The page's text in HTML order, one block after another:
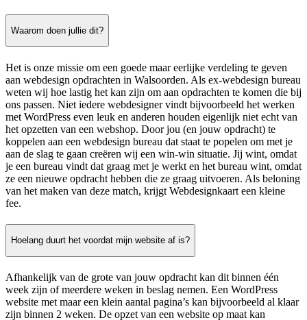
Waarom doen jullie dit?
Het is onze missie om een goede maar eerlijke verdeling te geven
aan webdesign opdrachten in Walsoorden. Als ex-webdesign bureau
weten wij hoe lastig het kan zijn om aan opdrachten te komen die bij
ons passen. Niet iedere webdesigner vindt bijvoorbeeld het werken
met WordPress even leuk en anderen houden eigenlijk niet echt van
het opzetten van een webshop. Door jou (en jouw opdracht) te
koppelen aan een webdesign bureau dat staat te popelen om met je
aan de slag te gaan creëren wij een win-win situatie. Jij wint, omdat
je een bureau vindt dat graag met je werkt en het bureau wint, omdat
ze een nieuwe opdracht hebben die ze graag uitvoeren. Als beloning
van het maken van deze match, krijgt Webdesignkaart een kleine
fee.
Hoelang duurt het voordat mijn website af is?
Afhankelijk van de grote van jouw opdracht kan dit binnen één
week zijn of meerdere weken in beslag nemen. Een WordPress
website met maar een klein aantal pagina’s kan bijvoorbeeld al klaar
zijn binnen 2 weken. De opzet van een website op maat kan